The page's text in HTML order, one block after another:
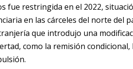
fue restringida en el 2022,
en las cárceles del norte del
que introdujo una
como la remisión condicional,